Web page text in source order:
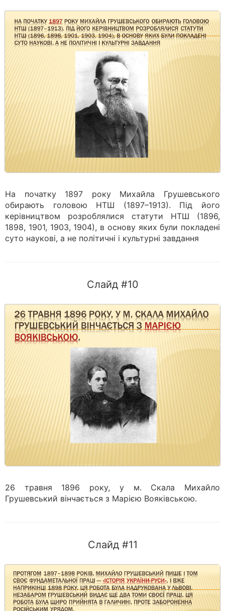
На початку 1897 року Михайла Грушевського
обирають головою НТШ (1897–1913). Під його
керівництвом розроблялися статути НТШ (1896,
1898, 1901, 1903, 1904), в основу яких були покладені
суто наукові, а не політичні і культурні завдання
Слайд #10
26 травня 1896 року, у м. Скала Михайло
Грушевський вінчається з Марією Вояківською.
Слайд #11